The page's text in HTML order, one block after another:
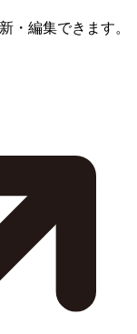
・編集できます。